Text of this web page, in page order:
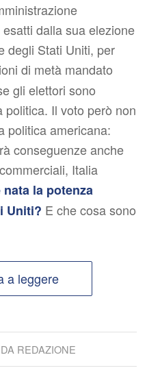
dalla sua elezione
degli Stati Uniti, per
di metà mandato
gli elettori sono
Il voto però non
politica americana:
conseguenze anche
Italia
nata la potenza
Uniti? E che cosa sono
a leggere
DA REDAZIONE